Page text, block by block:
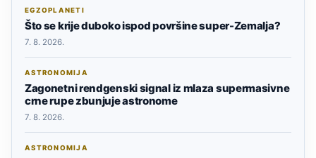
EGZOPLANETI
Što se krije duboko ispod površine super-Zemalja?
7. 8. 2026.
ASTRONOMIJA
Zagonetni rendgenski signal iz mlaza supermasivne
crne rupe zbunjuje astronome
7. 8. 2026.
ASTRONOMIJA